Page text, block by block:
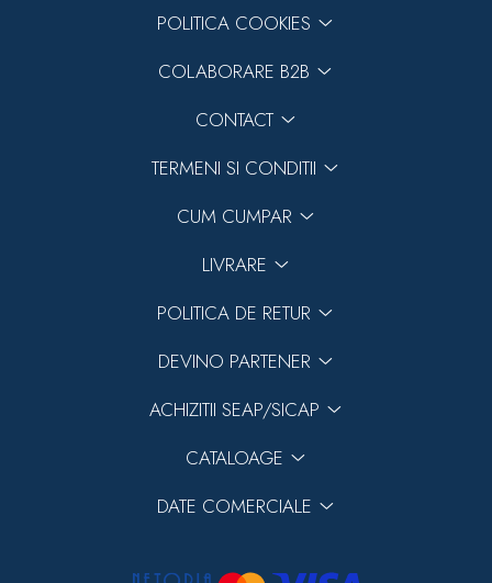
POLITICA COOKIES
COLABORARE B2B
CONTACT
TERMENI SI CONDITII
CUM CUMPAR
LIVRARE
POLITICA DE RETUR
DEVINO PARTENER
ACHIZITII SEAP/SICAP
CATALOAGE
DATE COMERCIALE